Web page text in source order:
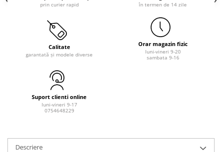
prin curier rapid în termen de 14 zile
Calitate
garantată și modele diverse
Orar magazin fizic
luni-vineri 9-20
sambata 9-16
Suport clienti online
luni-vineri 9-17
0754648229
Descriere